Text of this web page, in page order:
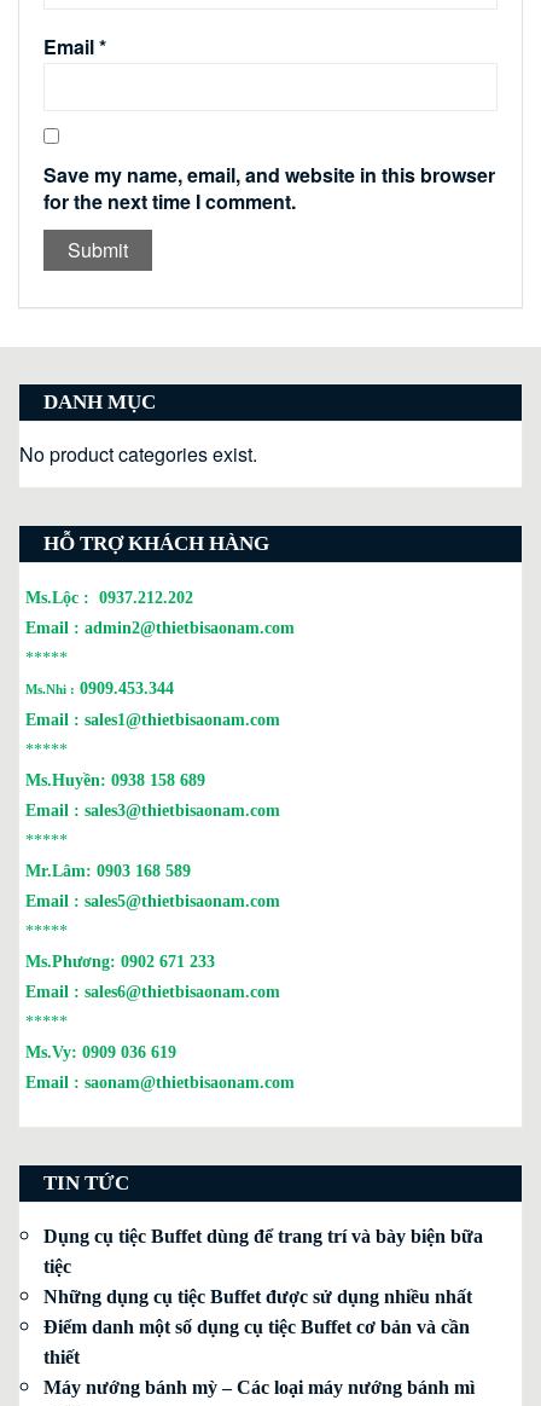
Email*
Save my name, email, and website in this browser
for the next time I comment.
DANH MỤC
No product categories exist.
HỖ TRỢ KHÁCH HÀNG
Ms.Lộc : 0937.212.202
Email : admin2@thietbisaonam.com
*****
Ms.Nhi : 0909.453.344
Email : sales1@thietbisaonam.com
*****
Ms.Huyền: 0938 158 689
Email : sales3@thietbisaonam.com
*****
Mr.Lâm: 0903 168 589
Email : sales5@thietbisaonam.com
*****
Ms.Phương: 0902 671 233
Email : sales6@thietbisaonam.com
*****
Ms.Vy: 0909 036 619
Email : saonam@thietbisaonam.com
TIN TỨC
Dụng cụ tiệc Buffet dùng để trang trí và bày biện bữa
tiệc
Những dụng cụ tiệc Buffet được sử dụng nhiều nhất
Điểm danh một số dụng cụ tiệc Buffet cơ bản và cần
thiết
Máy nướng bánh mỳ – Các loại máy nướng bánh mì